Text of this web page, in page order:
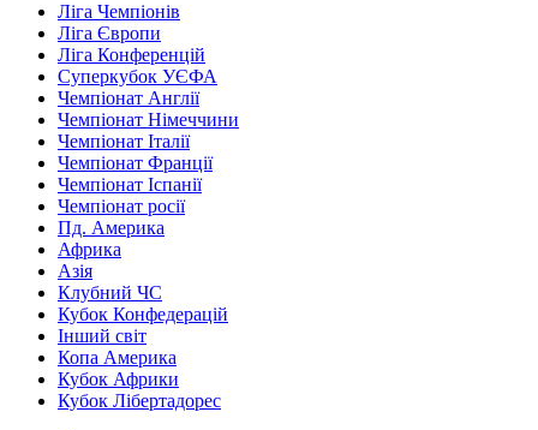
Ліга Чемпіонів
Ліга Європи
Ліга Конференцій
Суперкубок УЄФА
Чемпіонат Англії
Чемпіонат Німеччини
Чемпіонат Італії
Чемпіонат Франції
Чемпіонат Іспанії
Чемпіонат росії
Пд. Америка
Африка
Азія
Клубний ЧС
Кубок Конфедерацій
Інший світ
Копа Америка
Кубок Африки
Кубок Лібертадорес